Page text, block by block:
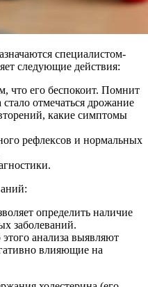
специалистом-
следующие действия:
что его беспокоит. Помнит
стало отмечаться дрожание
какие симптомы
рефлексов и нормальных
определить наличие
заболеваний.
анализа выявляют
влияющие на